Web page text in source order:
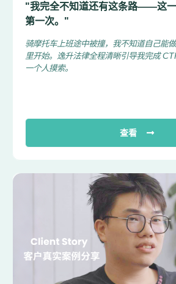
"我完全不知道还有这条路——这
第一次。"
骑摩托车上班途中被撞，我不知道自己能
里开始。逸升法律全程清晰引导我完成
一个人摸索。
查看